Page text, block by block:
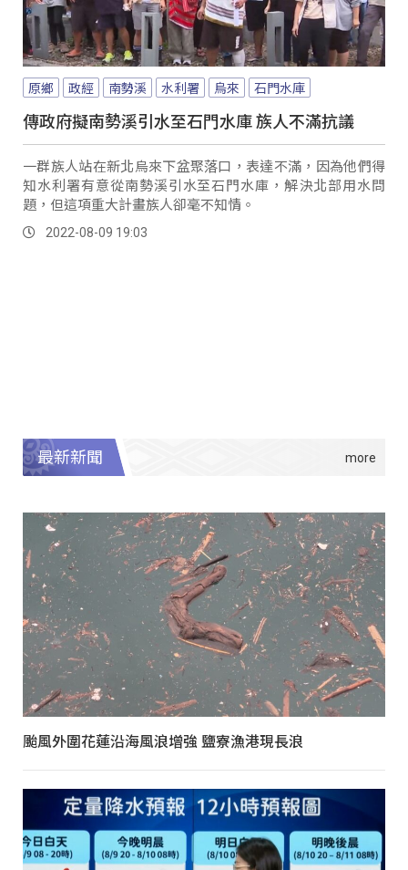
原鄉 政經 南勢溪 水利署 烏來 石門水庫
傳政府擬南勢溪引水至石門水庫 族人不滿抗議
一群族人站在新北烏來下盆聚落口，表達不滿，因為他們得
知水利署有意從南勢溪引水至石門水庫，解決北部用水問
題，但這項重大計畫族人卻毫不知情。
2022-08-09 19:03
最新新聞
颱風外圍花蓮沿海風浪增強 鹽寮漁港現長浪